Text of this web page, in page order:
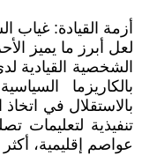
أزمة القيادة: غياب
لعل أبرز ما يميز
الشخصية القيادية
بالكاريزما
بالاستقلال في
تنفيذية لتعليمات
عواصم إقليمية،